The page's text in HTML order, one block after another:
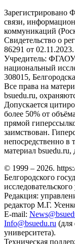
Зарегистрировано
связи,
коммуникаций
Свидетельство о
86291 от 02.11.2023.
Учредитель: ФГАОУ
национальный
308015,
Все права на
bsuedu.ru,
Допускается
более 50% от
прямой
заимствован.
непосредственно в
материал
© 1999 – 2026.
Белгородского
Редакция:
редактор М.Г.
E-mail:
Info@bsuedu.ru
университета).
Техническая